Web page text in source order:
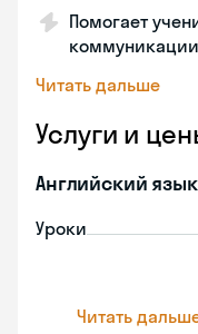
Помогает
Читать дальше
Услуги и
Английский язык
Уроки
Читать